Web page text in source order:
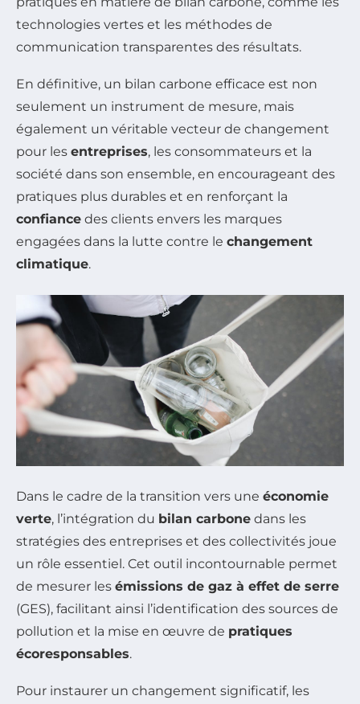
technologies vertes et les méthodes de
communication transparentes des résultats.
En définitive, un bilan carbone efficace est non
seulement un instrument de mesure, mais
également un véritable vecteur de changement
pour les entreprises, les consommateurs et la
société dans son ensemble, en encourageant des
pratiques plus durables et en renforçant la
confiance des clients envers les marques
engagées dans la lutte contre le changement
climatique.
Dans le cadre de la transition vers une économie
verte, l’intégration du bilan carbone dans les
stratégies des entreprises et des collectivités joue
un rôle essentiel. Cet outil incontournable permet
de mesurer les émissions de gaz à effet de serre
(GES), facilitant ainsi l’identification des sources de
pollution et la mise en œuvre de pratiques
écoresponsables.
Pour instaurer un changement significatif, les